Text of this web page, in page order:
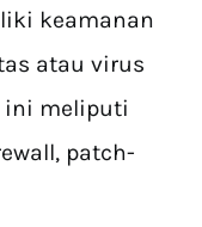
keamanan
atau virus
ini meliputi
patch-